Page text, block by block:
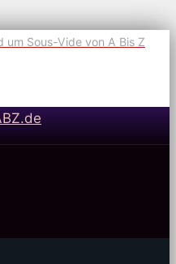
um Sous-Vide von A Bis Z